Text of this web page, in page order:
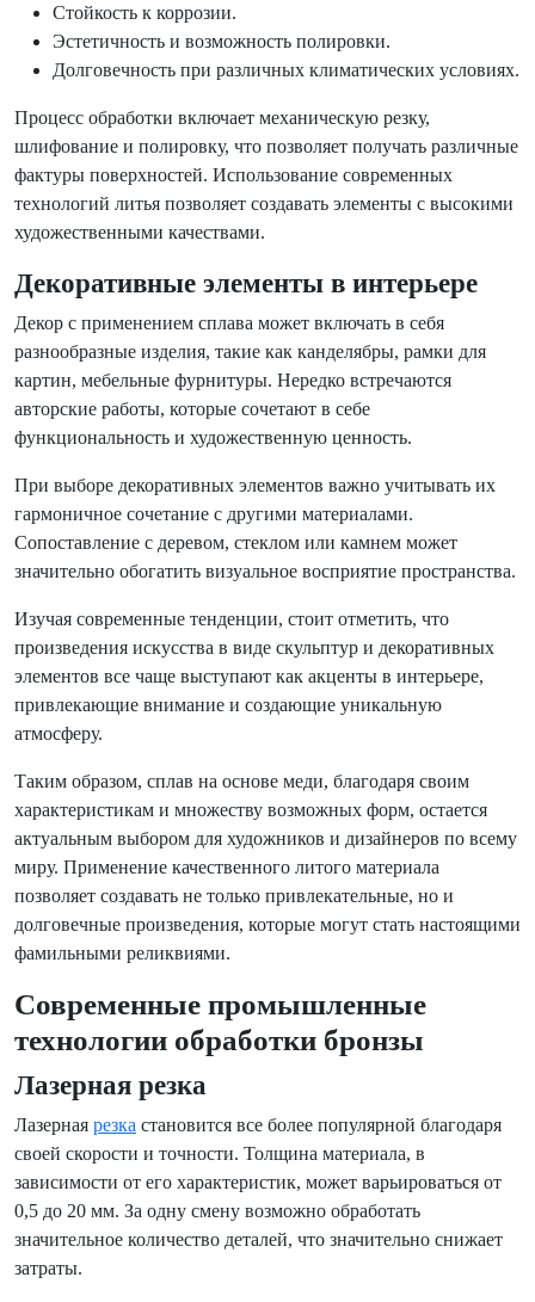
Стойкость к коррозии.
Эстетичность и возможность полировки.
Долговечность при различных климатических условиях.
Процесс обработки включает механическую резку,
шлифование и полировку, что позволяет получать различные
фактуры поверхностей. Использование современных
технологий литья позволяет создавать элементы с высокими
художественными качествами.
Декоративные элементы в интерьере
Декор с применением сплава может включать в себя
разнообразные изделия, такие как канделябры, рамки для
картин, мебельные фурнитуры. Нередко встречаются
авторские работы, которые сочетают в себе
функциональность и художественную ценность.
При выборе декоративных элементов важно учитывать их
гармоничное сочетание с другими материалами.
Сопоставление с деревом, стеклом или камнем может
значительно обогатить визуальное восприятие пространства.
Изучая современные тенденции, стоит отметить, что
произведения искусства в виде скульптур и декоративных
элементов все чаще выступают как акценты в интерьере,
привлекающие внимание и создающие уникальную
атмосферу.
Таким образом, сплав на основе меди, благодаря своим
характеристикам и множеству возможных форм, остается
актуальным выбором для художников и дизайнеров по всему
миру. Применение качественного литого материала
позволяет создавать не только привлекательные, но и
долговечные произведения, которые могут стать настоящими
фамильными реликвиями.
Современные промышленные
технологии обработки бронзы
Лазерная резка
Лазерная резка становится все более популярной благодаря
своей скорости и точности. Толщина материала, в
зависимости от его характеристик, может варьироваться от
0,5 до 20 мм. За одну смену возможно обработать
значительное количество деталей, что значительно снижает
затраты.